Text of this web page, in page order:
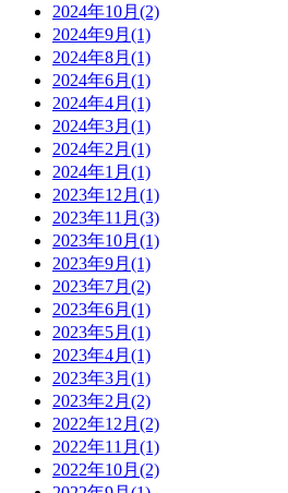
2024年10月(2)
2024年9月(1)
2024年8月(1)
2024年6月(1)
2024年4月(1)
2024年3月(1)
2024年2月(1)
2024年1月(1)
2023年12月(1)
2023年11月(3)
2023年10月(1)
2023年9月(1)
2023年7月(2)
2023年6月(1)
2023年5月(1)
2023年4月(1)
2023年3月(1)
2023年2月(2)
2022年12月(2)
2022年11月(1)
2022年10月(2)